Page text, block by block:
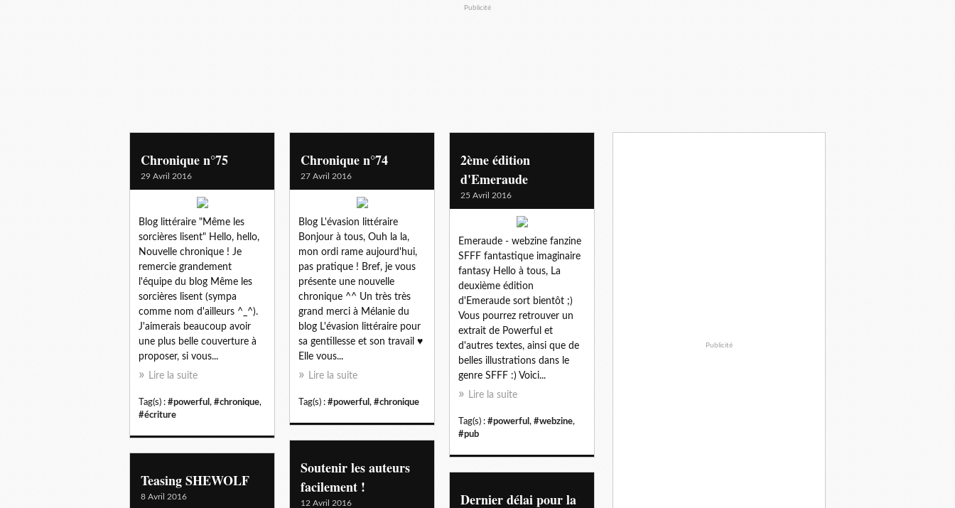
Publicité
Chronique n°75
29 Avril 2016
Blog littéraire "Même les
sorcières lisent" Hello, hello,
Nouvelle chronique ! Je
remercie grandement
l'équipe du blog Même les
sorcières lisent (sympa
comme nom d'ailleurs ^_^).
J'aimerais beaucoup avoir
une plus belle couverture à
proposer, si vous...
Lire la suite
Tag(s) : #powerful , #chronique,
#écriture
Chronique n°74
27 Avril 2016
Blog L'évasion littéraire
Bonjour à tous, Ouh la la,
mon ordi rame aujourd'hui,
pas pratique ! Bref, je vous
présente une nouvelle
chronique ^^ Un très très
grand merci à Mélanie du
blog L'évasion littéraire pour
sa gentillesse et son travail ♥
Elle vous...
Lire la suite
Tag(s) : #powerful , #chronique
2ème édition
d'Emeraude
25 Avril 2016
Emeraude - webzine fanzine
SFFF fantastique imaginaire
fantasy Hello à tous, La
deuxième édition
d'Emeraude sort bientôt ;)
Vous pourrez retrouver un
extrait de Powerful et
d'autres textes, ainsi que de
belles illustrations dans le
genre SFFF :) Voici...
Lire la suite
Tag(s) : #powerful , #webzine,
#pub
Soutenir les auteurs
facilement !
12 Avril 2016
Teasing SHEWOLF
8 Avril 2016
Dernier délai pour la
Publicité